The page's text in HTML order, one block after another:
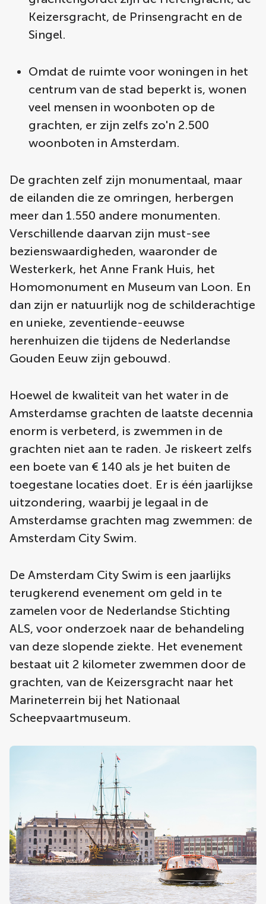
Keizersgracht, de Prinsengracht en de
Singel.
Omdat de ruimte voor woningen in het
centrum van de stad beperkt is, wonen
veel mensen in woonboten op de
grachten, er zijn zelfs zo'n 2.500
woonboten in Amsterdam.
De grachten zelf zijn monumentaal, maar
de eilanden die ze omringen, herbergen
meer dan 1.550 andere monumenten.
Verschillende daarvan zijn must-see
bezienswaardigheden, waaronder de
Westerkerk, het Anne Frank Huis, het
Homomonument en Museum van Loon. En
dan zijn er natuurlijk nog de schilderachtige
en unieke, zeventiende-eeuwse
herenhuizen die tijdens de Nederlandse
Gouden Eeuw zijn gebouwd.
Hoewel de kwaliteit van het water in de
Amsterdamse grachten de laatste decennia
enorm is verbeterd, is zwemmen in de
grachten niet aan te raden. Je riskeert zelfs
een boete van € 140 als je het buiten de
toegestane locaties doet. Er is één jaarlijkse
uitzondering, waarbij je legaal in de
Amsterdamse grachten mag zwemmen: de
Amsterdam City Swim.
De Amsterdam City Swim is een jaarlijks
terugkerend evenement om geld in te
zamelen voor de Nederlandse Stichting
ALS, voor onderzoek naar de behandeling
van deze slopende ziekte. Het evenement
bestaat uit 2 kilometer zwemmen door de
grachten, van de Keizersgracht naar het
Marineterrein bij het Nationaal
Scheepvaartmuseum.